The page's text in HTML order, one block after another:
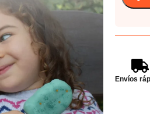
Envíos